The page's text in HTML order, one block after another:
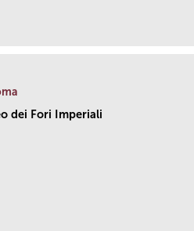
dei Fori Imperiali